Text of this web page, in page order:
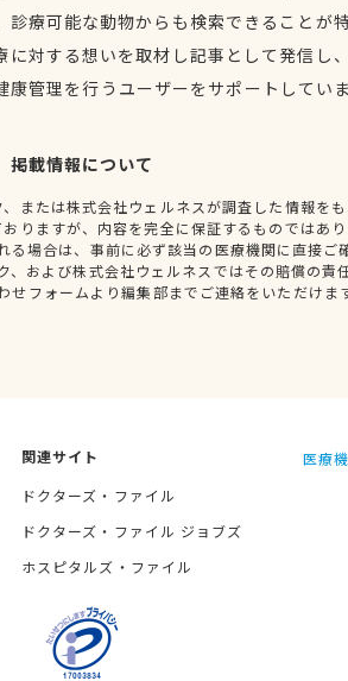
診療可能な動物からも検索できることが
に対する想いを取材し記事として発信し
康管理を行うユーザーをサポートしてい
掲載情報について
または株式会社ウェルネスが調査した情報を
りますが、内容を完全に保証するものではあ
る場合は、事前に必ず該当の医療機関に直接ご
および株式会社ウェルネスではその賠償の責
せフォームより編集部までご連絡をいただけま
関連サイト
ドクターズ・ファイル
ドクターズ・ファイル ジョブズ
ホスピタルズ・ファイル
医療